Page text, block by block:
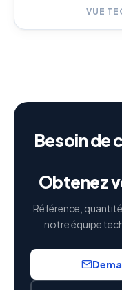
VUE
Besoin de
Obtenez
Référence,
notre équipe